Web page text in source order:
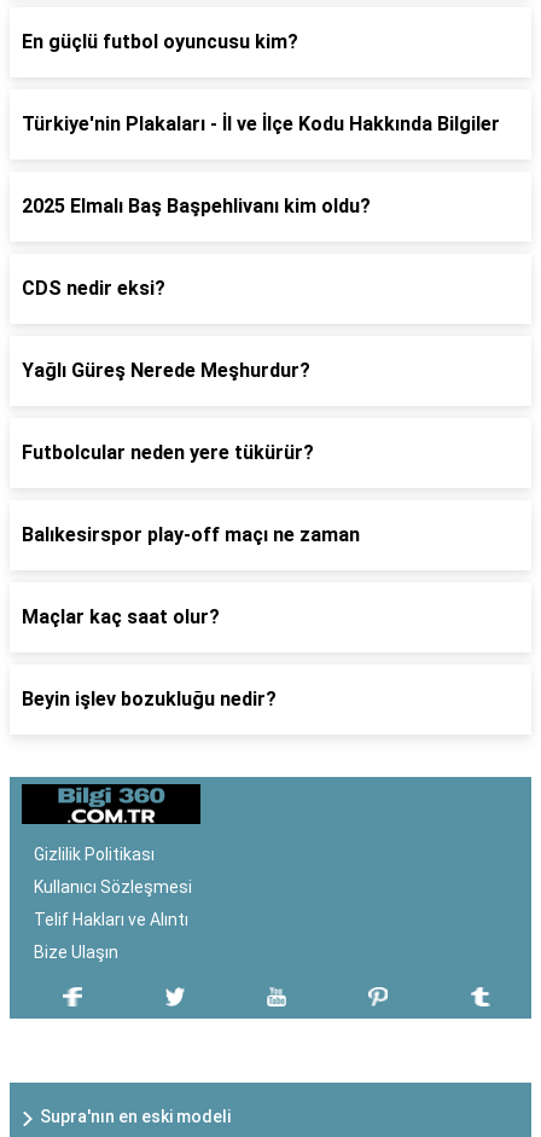
En güçlü futbol oyuncusu kim?
Türkiye'nin Plakaları - İl ve İlçe Kodu Hakkında Bilgiler
2025 Elmalı Baş Başpehlivanı kim oldu?
CDS nedir eksi?
Yağlı Güreş Nerede Meşhurdur?
Futbolcular neden yere tükürür?
Balıkesirspor play-off maçı ne zaman
Maçlar kaç saat olur?
Beyin işlev bozukluğu nedir?
Gizlilik Politikası
Kullanıcı Sözleşmesi
Telif Hakları ve Alıntı
Bize Ulaşın
Supra'nın en eski modeli